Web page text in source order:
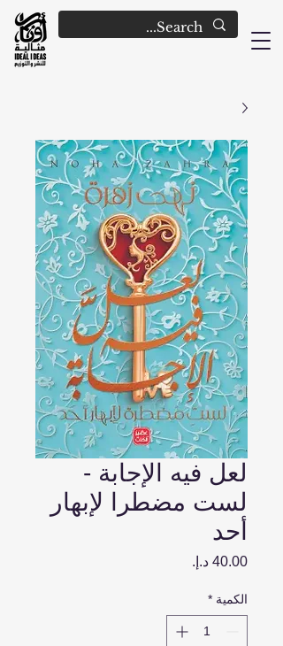
لعل فيه الإجابة -
لست مضطرا لإبهار
أحد
الكمية *